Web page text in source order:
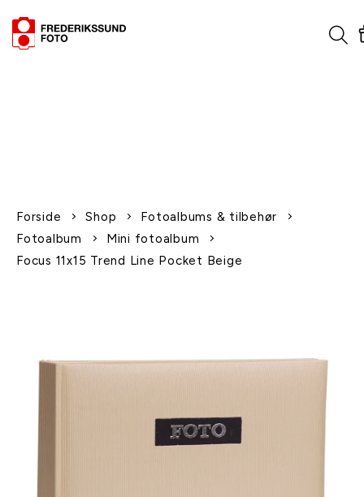
Forside Shop
Fotoalbums & tilbehør
Fotoalbum
Mini fotoalbum
Focus 11x15 Trend Line Pocket Beige